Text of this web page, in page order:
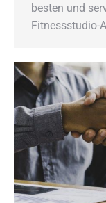
besten und
Fitnessstudio-